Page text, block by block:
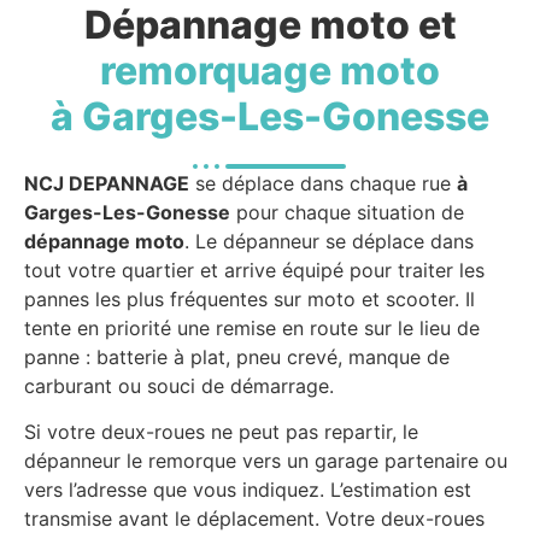
Dépannage moto et
remorquage moto
à Garges-Les-Gonesse
NCJ DEPANNAGE se déplace dans chaque rue à
Garges-Les-Gonesse pour chaque situation de
dépannage moto. Le dépanneur se déplace dans
tout votre quartier et arrive équipé pour traiter les
pannes les plus fréquentes sur moto et scooter. Il
tente en priorité une remise en route sur le lieu de
panne : batterie à plat, pneu crevé, manque de
carburant ou souci de démarrage.
Si votre deux-roues ne peut pas repartir, le
dépanneur le remorque vers un garage partenaire ou
vers l’adresse que vous indiquez. L’estimation est
transmise avant le déplacement. Votre deux-roues